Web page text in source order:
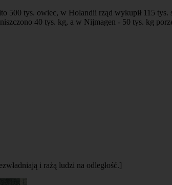
tys. owiec, w Holandii rząd wykupił 115 tys.
40 tys. kg, a w Nijmagen - 50 tys. kg
i rażą ludzi na odległość.]